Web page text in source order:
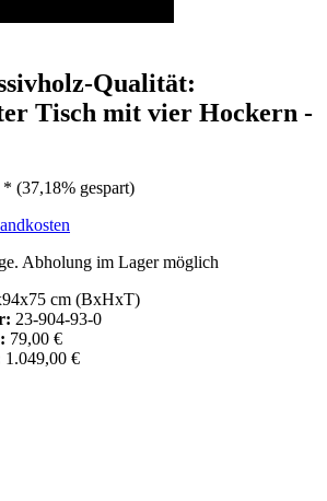
Qualität:
Tisch mit vier Hockern -
* (37,18% gespart)
Abholung im Lager möglich
cm (BxHxT)
23-904-93-0
79,00 €
1.049,00 €